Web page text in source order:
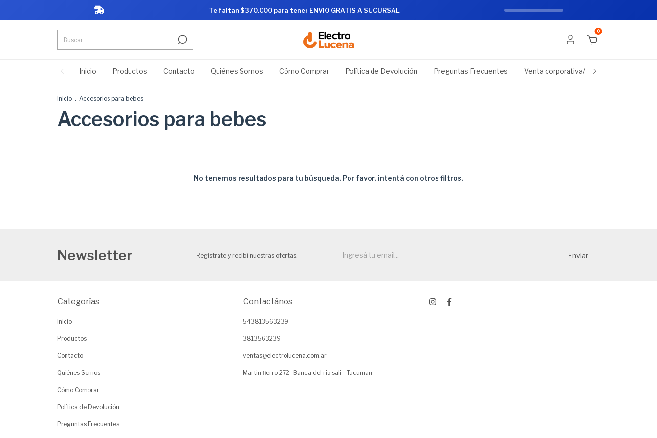
0
Inicio Productos Contacto Quiénes Somos Cómo Comprar Política de Devolución Preguntas Frecuentes Venta corporativa/empresas
Inicio . Accesorios para bebes
Accesorios para bebes
No tenemos resultados para tu búsqueda. Por favor, intentá con otros filtros.
Newsletter Registrate y recibí nuestras ofertas.
Categorías
Inicio
Productos
Contacto
Quiénes Somos
Cómo Comprar
Política de Devolución
Preguntas Frecuentes
Contactános
543813563239
3813563239
ventas@electrolucena.com.ar
Martin fierro 272 -Banda del rio sali - Tucuman
Te faltan $370.000 para tener ENVIO GRATIS A SUCURSAL